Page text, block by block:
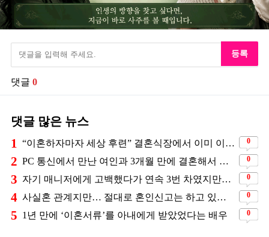
등록
댓글 0
댓글 많은 뉴스
1 “이혼하자마자 세상 후련” 결혼식장에서 이미 이혼을 직감했었다는 배우 0
2 PC 통신에서 만난 여인과 3개월 만에 결혼해서 잘 살고 있는 배우 0
3 자기 매니저에게 고백했다가 연속 3번 차였지만… 결국 결혼에 성공한 배우 0
4 사실혼 관계지만… 절대로 혼인신고는 하고 있지 않다는 배우 0
5 1년 만에 ‘이혼서류’를 아내에게 받았었다는 배우 0